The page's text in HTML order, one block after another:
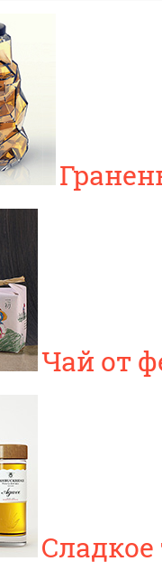
Чай от
Сладкое